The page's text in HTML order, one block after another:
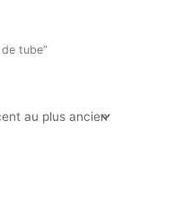
tube”